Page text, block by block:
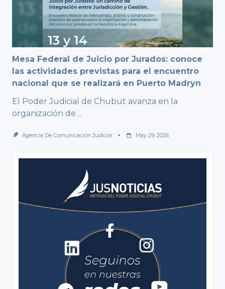
Mesa Federal de Juicio por Jurados: conoce
las actividades previstas para el encuentro
nacional que se realizará en Puerto Madryn
El Poder Judicial de Chubut avanza en la
organización de ...
Agencia De Comunicación Judicial May 29, 2026